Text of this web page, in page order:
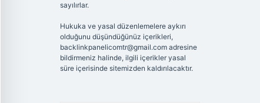
sayılırlar.
Hukuka ve yasal düzenlemelere aykırı
olduğunu düşündüğünüz içerikleri,
backlinkpanelicomtr@gmail.comadresine
bildirmeniz halinde, ilgili içerikler yasal
süre içerisinde sitemizden kaldırılacaktır.